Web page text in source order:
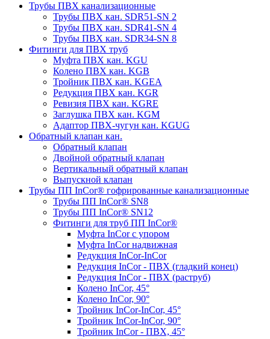
Трубы ПВХ канализационные
Трубы ПВХ кан. SDR51-SN 2
Трубы ПВХ кан. SDR41-SN 4
Трубы ПВХ кан. SDR34-SN 8
Фитинги для ПВХ труб
Муфта ПВХ кан. KGU
Колено ПВХ кан. KGB
Тройник ПВХ кан. KGEA
Редукция ПВХ кан. KGR
Ревизия ПВХ кан. KGRE
Заглушка ПВХ кан. KGM
Адаптор ПВХ-чугун кан. KGUG
Обратный клапан кан.
Обратный клапан
Двойной обратный клапан
Вертикальный обратный клапан
Выпускной клапан
Трубы ПП InCor® гофри­рованные канализационные
Трубы ПП InCor® SN8
Трубы ПП InCor® SN12
Фитинги для труб ПП InCor®
Муфта InCor с упором
Муфта InCor надвижная
Редукция InCor-InCor
Редукция InCor - ПВХ (гладкий конец)
Редукция InCor - ПВХ (раструб)
Колено InCor, 45°
Колено InCor, 90°
Тройник InCor-InCor, 45°
Тройник InCor-InCor, 90°
Тройник InCor - ПВХ, 45°